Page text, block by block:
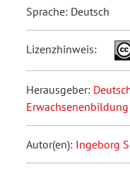
Sprache: Deutsch
Lizenzhinweis:
Herausgeber:
Erwachsenenbildung
Autor(en): Ingeborg